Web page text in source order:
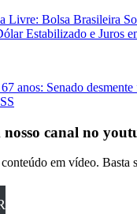
Livre: Bolsa Brasileira
Estabilizado e Juros
anos: Senado
nosso canal no
em vídeo. Basta